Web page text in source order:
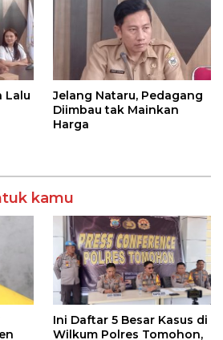
Lalu
Jelang Nataru, Pedagang
Diimbau tak Mainkan
Harga
kamu
Ini Daftar 5 Besar Kasus di
Wilkum Polres Tomohon,